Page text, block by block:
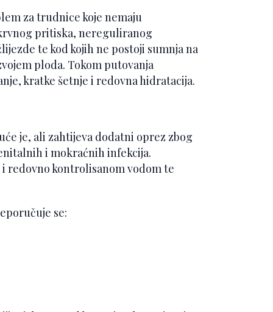
za trudnice koje nemaju
pritiska, nereguliranog
te kod kojih ne postoji sumnja na
ploda. Tokom putovanja
kratke šetnje i redovna hidratacija.
je, ali zahtijeva dodatni oprez zbog
i mokraćnih infekcija.
redovno kontrolisanom vodom te
se: